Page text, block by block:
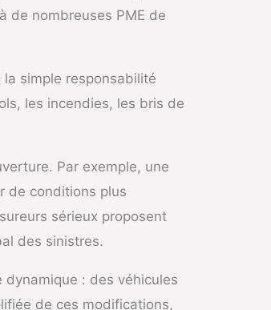
de nombreuses PME de
simple responsabilité
les incendies, les bris de
Par exemple, une
de conditions plus
sérieux proposent
des sinistres.
: des véhicules
de ces modifications,